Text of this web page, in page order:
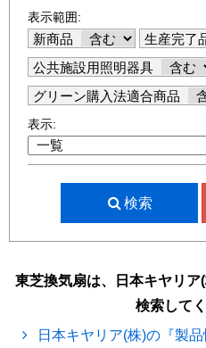
表示範囲:
新商品
生産完了
公共施設用照明器具
グリーン購入法適合商品
表示:
検索
東芝換気扇は、日本キヤリア
検索して
日本キヤリア(株)の『製